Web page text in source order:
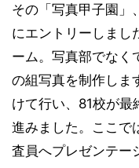
その「写真甲子園」
にエントリーしまし
ーム。写真部でなく
の組写真を制作しま
けて行い、81校が
進みました。ここで
査員へプレゼンテー